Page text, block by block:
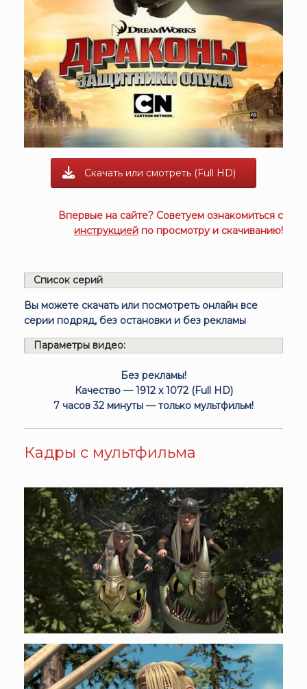
Скачать или смотреть (Full HD)
Впервые на сайте? Советуем ознакомиться с
инструкцией по просмотру и скачиванию!
Список серий
Вы можете скачать или посмотреть онлайн все
серии подряд, без остановки и без рекламы
Параметры видео:
Без рекламы!
Качество — 1912 x 1072 (Full HD)
7 часов 32 минуты — только мультфильм!
Кадры с мультфильма